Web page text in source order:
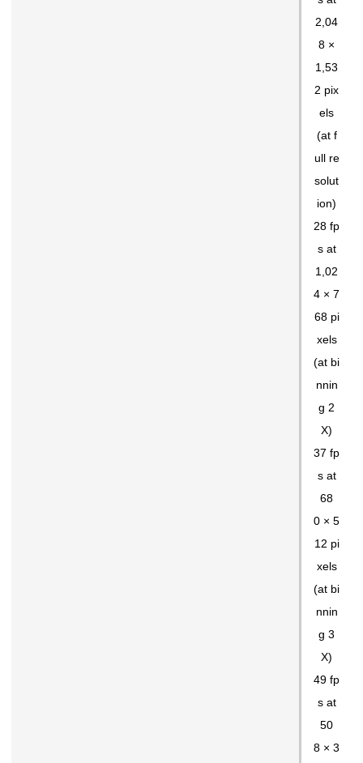
2,04
8 ×
1,53
2 pix
els
(at f
ull re
solut
ion)
28 fp
s at
1,02
4 × 7
68 pi
xels
(at bi
nnin
g 2
X)
37 fp
s at
68
0 × 5
12 pi
xels
(at bi
nnin
g 3
X)
49 fp
s at
50
8 × 3